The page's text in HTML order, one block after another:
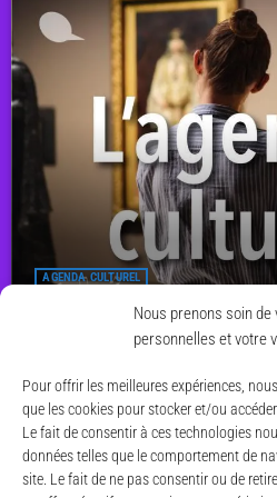
Nous prenons soin de
personnelles et votre
Pour offrir les meilleures expériences,
que les cookies pour stocker et/ou
Le fait de consentir à ces technologies
données telles que le comportement de
site. Le fait de ne pas consentir ou de
AGENDA CULTUREL
Agenda culturel du 8